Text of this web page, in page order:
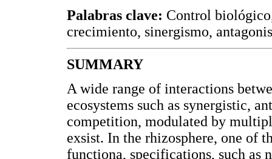
Palabras clave: Control
crecimiento, sinergismo,
SUMMARY
A wide range of interactions
ecosystems such as synergistic,
competition, modulated by
exsist. In the rhizosphere, one of
functiona, specifications, such as